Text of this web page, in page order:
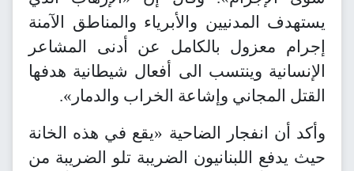
يستهدف المدنيين والأبرياء والمناطق الآمنة
إجرام معزول بالكامل عن أدنى المشاعر
الإنسانية وينتسب الى أفعال شيطانية هدفها
القتل المجاني وإشاعة الخراب والدمار».
وأكد أن انفجار الضاحية «يقع في هذه الخانة
حيث يدفع اللبنانيون الضريبة تلو الضريبة من